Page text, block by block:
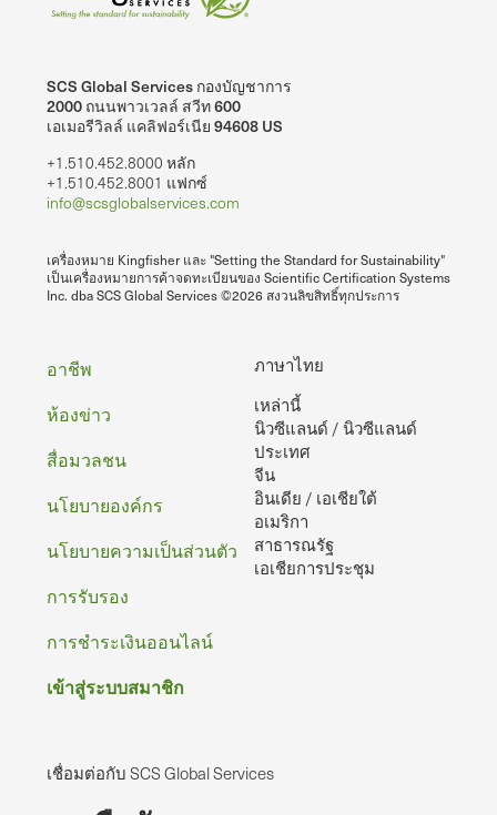
SCS Global Services กองบัญชาการ
2000 ถนนพาวเวลล์ สวีท 600
เอเมอรีวิลล์ แคลิฟอร์เนีย 94608 US
+1.510.452.8000 หลัก
+1.510.452.8001 แฟกซ์
info@scsglobalservices.com
เครื่องหมาย Kingfisher และ "Setting the Standard for Sustainability"
เป็นเครื่องหมายการค้าจดทะเบียนของ Scientific Certification Systems
Inc. dba SCS Global Services ©2026 สงวนลิขสิทธิ์ทุกประการ
ภาษาไทย
เหล่านี้
นิวซีแลนด์ / นิวซีแลนด์
ประเทศ
จีน
อินเดีย / เอเชียใต้
อเมริกา
สาธารณรัฐ
เอเชียการประชุม
ท้าย
กระดาษ
อาชีพ
ห้องข่าว
สื่อมวลชน
นโยบายองค์กร
นโยบายความเป็นส่วนตัว
การรับรอง
การชําระเงินออนไลน์
เข้าสู่ระบบสมาชิก
เชื่อมต่อกับ SCS Global Services